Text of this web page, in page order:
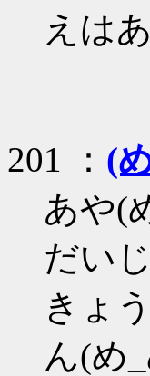
えは
201 ： (
あや(
だい
きょ
ん(め